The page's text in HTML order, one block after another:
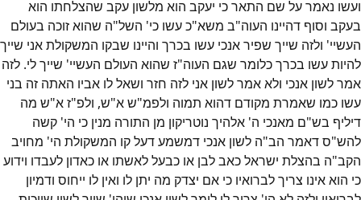
ועשו נאמר על שם התאר כי יעקב הוא מלשון עקב שהצלחתו הוא
בעקב וסוף דהיינו העוה"ב משא"כ עשו כי' השל"ה שהוא זוכה בעולם
העשיי' ולזה שייך שפיר אנכי עשו בכרך והיינו שבקו המשקולת אני שייך
להיות עשו בכרך כלומר שגם העוה"ז שהוא העולם העשיי' שייך לי. לזה
אמר לשון אנכי ולא אמר לשון אני לזה חזר ושאל לו אביו האתה זה בני
עשו כמו שאמרת מקודם דהוא תמוה ולפמ"ש א"ש, ולפ"ז א"ש מה
דיליף בש"ם מאנכי ה' אלהיך נוטריקון מן התורה מנין כי הי' קשה
להש"ס דאמר הב"ה לשון אנכי דמשמע דעל קו המשקולת הי' מחויב
הקב"ה בהצלת ישראל כאב לבן או כבעל לאשתו או כאדון לעבדו וידוע
כי הוא אינו צריך לברואיו כי אם יצדק מה יתן לו ואין לו ייחוס ודמיון